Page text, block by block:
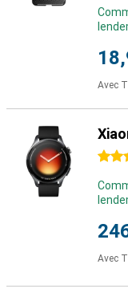
Avec
4.5
Avec